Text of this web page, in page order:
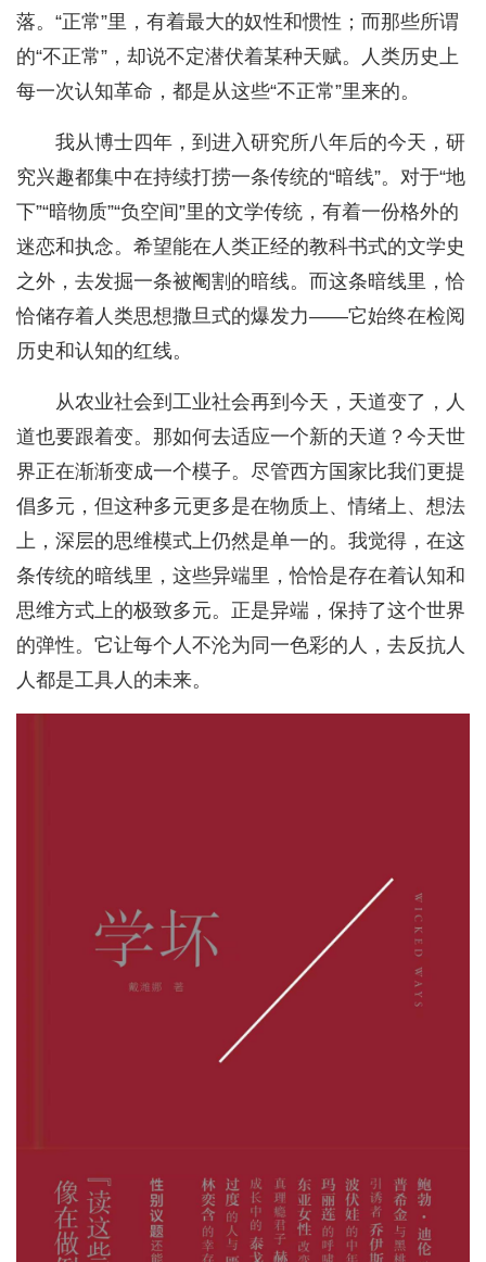
落。“正常”里，有着最大的奴性和惯性；而那些所谓
的“不正常”，却说不定潜伏着某种天赋。人类历史上
每一次认知革命，都是从这些“不正常”里来的。
我从博士四年，到进入研究所八年后的今天，研
究兴趣都集中在持续打捞一条传统的“暗线”。对于“地
下”“暗物质”“负空间”里的文学传统，有着一份格外的
迷恋和执念。希望能在人类正经的教科书式的文学史
之外，去发掘一条被阉割的暗线。而这条暗线里，恰
恰储存着人类思想撒旦式的爆发力——它始终在检阅
历史和认知的红线。
从农业社会到工业社会再到今天，天道变了，人
道也要跟着变。那如何去适应一个新的天道？今天世
界正在渐渐变成一个模子。尽管西方国家比我们更提
倡多元，但这种多元更多是在物质上、情绪上、想法
上，深层的思维模式上仍然是单一的。我觉得，在这
条传统的暗线里，这些异端里，恰恰是存在着认知和
思维方式上的极致多元。正是异端，保持了这个世界
的弹性。它让每个人不沦为同一色彩的人，去反抗人
人都是工具人的未来。